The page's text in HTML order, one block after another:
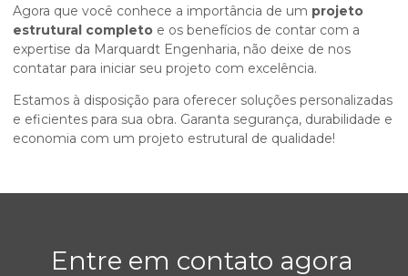
Agora que você conhece a importância de um projeto
estrutural completo e os benefícios de contar com a
expertise da Marquardt Engenharia, não deixe de nos
contatar para iniciar seu projeto com excelência.
Estamos à disposição para oferecer soluções personalizadas
e eficientes para sua obra. Garanta segurança, durabilidade e
economia com um projeto estrutural de qualidade!
Entre em contato agora